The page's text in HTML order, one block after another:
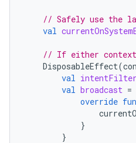
// Safely use the
val
// If either context
DisposableEffect(
val intentFilter
val broadcast =
override fun
}
}